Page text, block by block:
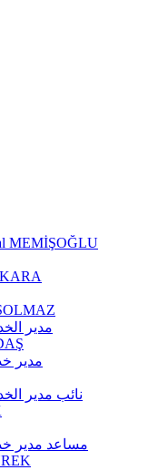
MEMİŞOĞLU
KARA
مدير
مدير
نائب مدير
مساعد مدير